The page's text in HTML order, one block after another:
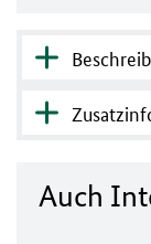
Auch